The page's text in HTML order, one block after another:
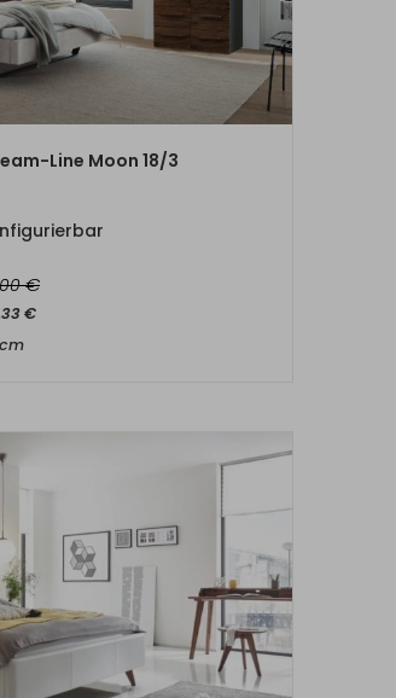
ZUM PRODUKT
Line Moon 18/3
€
€